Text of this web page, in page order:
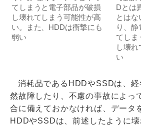
てしまうと電子部品が破損
し壊れてしまう可能性が高
い。また、HDDは衝撃にも
弱い
Dとは
とはな
り、
てしま
し壊
い
消耗品であるHDDやSSDは、経
然故障したり、不慮の事故によっ
合に備えておかなければ、データ
HDDやSSDは、前述したように